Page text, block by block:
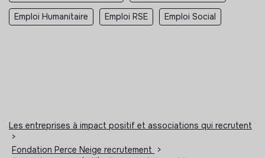
Emploi Humanitaire Emploi RSE Emploi Social
Les entreprises à impact positif et associations qui recrutent
>
Fondation Perce Neige recrutement
>